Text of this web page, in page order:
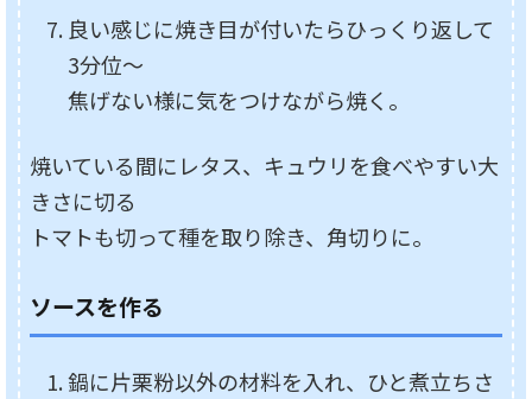
良い感じに焼き目が付いたらひっくり返して
3分位～
焦げない様に気をつけながら焼く。
焼いている間にレタス、キュウリを食べやすい大
きさに切る
トマトも切って種を取り除き、角切りに。
ソースを作る
鍋に片栗粉以外の材料を入れ、ひと煮立ちさ